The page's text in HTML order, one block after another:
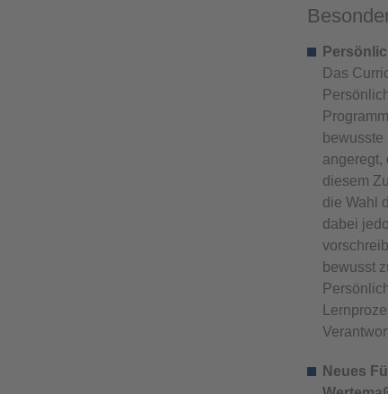
Das
angeregt,
diesem
die Wahl
dabei
bewusst
Neues